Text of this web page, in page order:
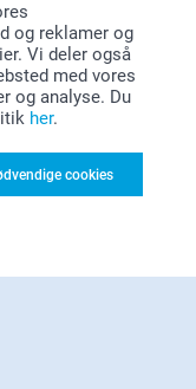
og reklamer og
Vi deler også
med vores
og analyse. Du
her.
cookies
køb